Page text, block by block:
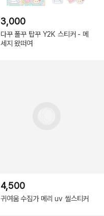
3,000
다꾸 폴꾸 탑꾸 Y2K 스티커 - 메
세지 왔떠여
4,500
귀여움 수집가 메리 uv 씰스티커